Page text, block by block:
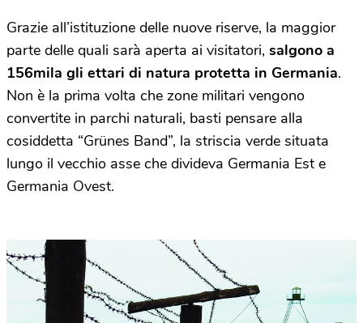
Grazie all’istituzione delle nuove riserve, la maggior
parte delle quali sarà aperta ai visitatori, salgono a
156mila gli ettari di natura protetta in Germania.
Non è la prima volta che zone militari vengono
convertite in parchi naturali, basti pensare alla
cosiddetta “Grünes Band”, la striscia verde situata
lungo il vecchio asse che divideva Germania Est e
Germania Ovest.